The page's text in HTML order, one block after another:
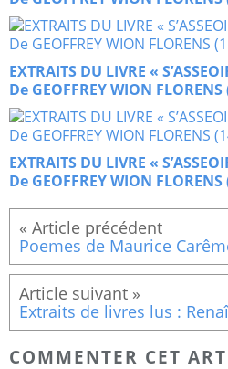
EXTRAITS DU LIVRE «
De GEOFFREY WION FLORENS
EXTRAITS DU LIVRE «
De GEOFFREY WION FLORENS
COMMENTER CET